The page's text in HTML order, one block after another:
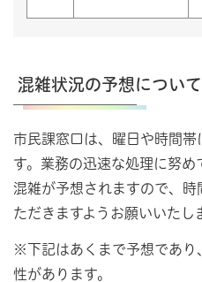
混雑状況の予想について
市民課窓口は、曜日や時間帯
す。業務の迅速な処理に努
混雑が予想されますので、
ただきますようお願いいたし
※下記はあくまで予想であり
性があります。